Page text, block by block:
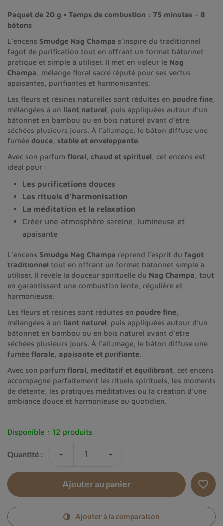
Paquet de 20 g • Temps de combustion : 75 minutes – 8
bâtons
L’encens Smudge Nag Champa s’inspire du traditionnel
fagot de purification tout en offrant un format bâtonnet
pratique et simple à utiliser. Il met en valeur le Nag
Champa , mélange floral sacré réputé pour ses vertus
apaisantes, purifiantes et harmonisantes.
Les fleurs et résines naturelles sont réduites en poudre fine
mélangées à un liant naturel , puis appliquées autour d’un
bâtonnet en bambou ou en bois naturel avant d’être
séchées plusieurs jours. À l’allumage, le bâton diffuse une
fumée douce, stable et enveloppante.
Avec son parfum floral, chaud et spirituel , cet encens est
idéal pour :
Les purifications douces
Les rituels d’harmonisation
La méditation et la relaxation
Créer une atmosphère sereine, lumineuse et
apaisante
L’encens Smudge Nag Champa reprend l’esprit du fagot
traditionnel tout en offrant un format bâtonnet simple à
utiliser. Il révèle la douceur spirituelle du Nag Champa , tout
en garantissant une combustion lente, régulière et
harmonieuse.
Les fleurs et résines sont réduites en poudre fine
mélangées à un liant naturel , puis appliquées autour d’un
bâtonnet en bambou ou en bois naturel avant d’être
séchées plusieurs jours. À l’allumage, le bâton diffuse une
fumée florale, apaisante et purifiante.
Avec son parfum floral, méditatif et équilibrant , cet encens
accompagne parfaitement les rituels spirituels, les moments
de détente, les pratiques méditatives ou la création d’une
ambiance douce et harmonieuse au quotidien.
Disponible : 12 produits
Quantité : - +
Ajouter au panier favorite_border
Ajouter à la comparaison